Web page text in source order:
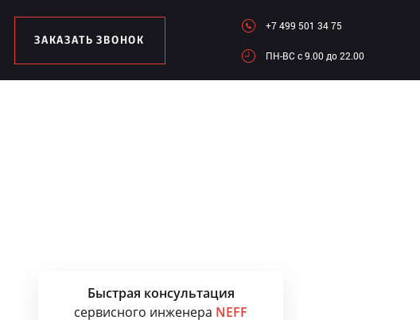
ЗАКАЗАТЬ ЗВОНОК
+7 499 501 34 75
ПН-ВC c 9.00 до 22.00
Быстрая консультация
сервисного инженера NEFF